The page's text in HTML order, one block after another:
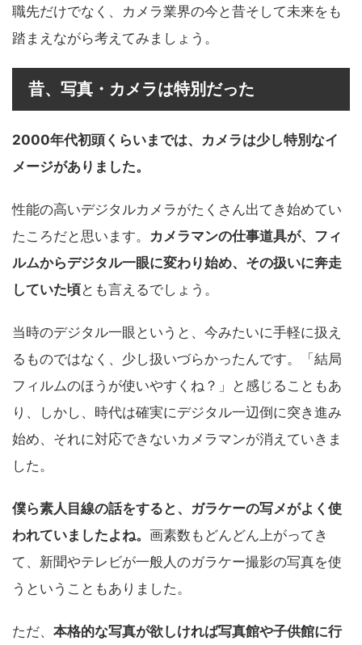
職先だけでなく、カメラ業界の今と昔そして未来をも
踏まえながら考えてみましょう。
昔、写真・カメラは特別だった
2000年代初頭くらいまでは、カメラは少し特別なイ
メージがありました。
性能の高いデジタルカメラがたくさん出てき始めてい
たころだと思います。 カメラマンの仕事道具が、フィ
ルムからデジタル一眼に変わり始め、その扱いに奔走
していた頃とも言えるでしょう。
当時のデジタル一眼というと、今みたいに手軽に扱え
るものではなく、少し扱いづらかったんです。「結局
フィルムのほうが使いやすくね？」と感じることもあ
り、しかし、時代は確実にデジタル一辺倒に突き進み
始め、それに対応できないカメラマンが消えていきま
した。
僕ら素人目線の話をすると、ガラケーの写メがよく使
われていましたよね。 画素数もどんどん上がってき
て、新聞やテレビが一般人のガラケー撮影の写真を使
うということもありました。
ただ、 本格的な写真が欲しければ写真館や子供館に行